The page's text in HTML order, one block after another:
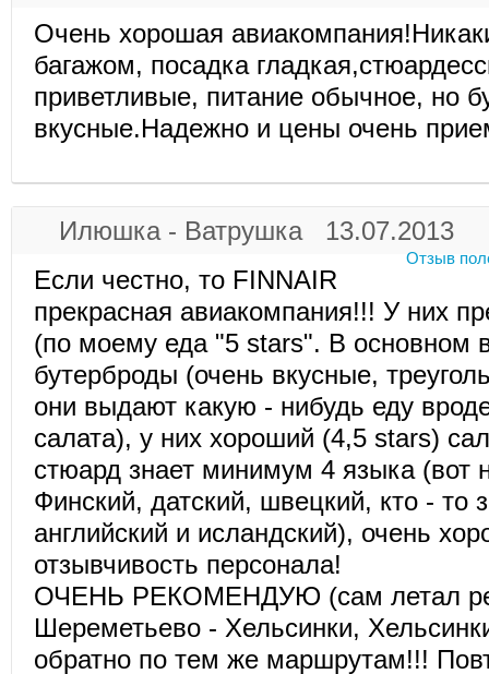
Очень хорошая
багажом, посадка
приветливые, питание обычное, но
вкусные.Надежно и цены очень
Илюшка - Ватрушка 13.07.2013
Отзыв
Если честно, то FINNAIR
прекрасная авиакомпания!!! У них
(по моему еда "5 stars". В основном
бутерброды (очень вкусные,
они выдают какую - нибудь еду
салата), у них хороший (4,5 stars)
стюард знает минимум 4 языка (вот
Финский, датский, швецкий, кто - то
английский и исландский), очень
отзывчивость персонала!
ОЧЕНЬ РЕКОМЕНДУЮ (сам летал
Шереметьево - Хельсинки,
обратно по тем же маршрутам!!!